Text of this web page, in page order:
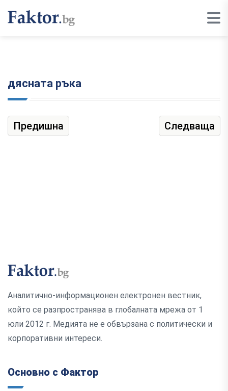
дясната ръка
Предишна Следваща
Аналитично-информационен електронен вестник,
който се разпространява в глобалната мрежа от 1
юли 2012 г. Медията не е обвързана с политически и
корпоративни интереси.
Основно с Фактор